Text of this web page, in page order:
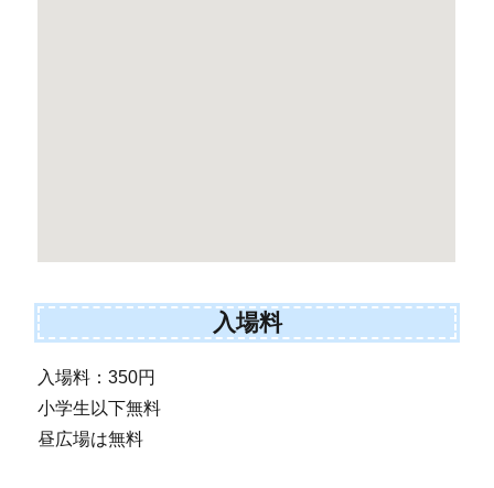
入場料
入場料：350円
小学生以下無料
昼広場は無料